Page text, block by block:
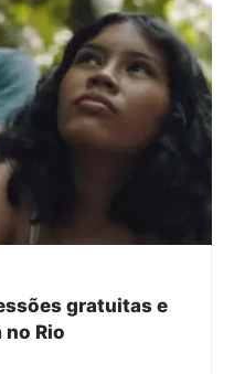
gratuitas e
Rio